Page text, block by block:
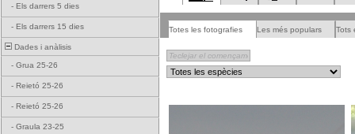
- Els darrers 5 dies
- Els darrers 15 dies
Dades i anàlisis
- Grua 25-26
- Reietó 25-26
- Reietó 25-26
- Graula 23-25
Totes les fotografies Les més populars Tots